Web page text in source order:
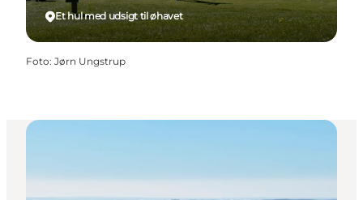
Et hul med udsigt til øhavet
Foto: Jørn Ungstrup